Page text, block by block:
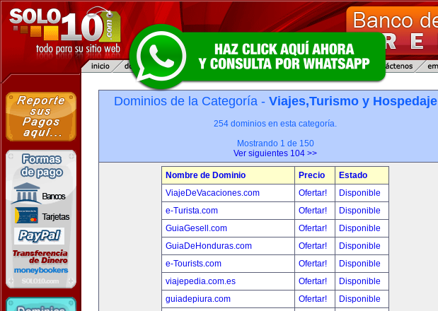
Dominios de la Categoría - Viajes,Turismo y Hospedaje
254 dominios en esta categoría.
Mostrando 1 de 150
Ver siguientes 104 >>
Nombre de Dominio Precio
Estado
ViajeDeVacaciones.com
Ofertar!
Disponible
e-Turista.com
Ofertar!
Disponible
GuiaGesell.com
Ofertar!
Disponible
GuiaDeHonduras.com
Ofertar!
Disponible
e-Tourists.com
Ofertar!
Disponible
viajepedia.com.es
Ofertar!
Disponible
guiadepiura.com
Ofertar!
Disponible